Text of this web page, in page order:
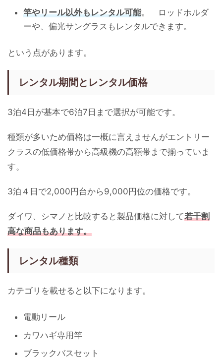
竿やリール以外もレンタル可能。 ロッドホルダ
ーや、偏光サングラスもレンタルできます。
という点があります。
レンタル期間とレンタル価格
3泊4日が基本で6泊7日まで選択が可能です。
種類が多いため価格は一概に言えませんがエントリー
クラスの低価格帯から高級機の高額帯まで揃っていま
す。
3泊４日で2,000円台から9,000円位の価格です。
ダイワ、シマノと比較すると製品価格に対して若干割
高な商品もあります。
レンタル種類
カテゴリを載せると以下になります。
電動リール
カワハギ専用竿
ブラックバスセット